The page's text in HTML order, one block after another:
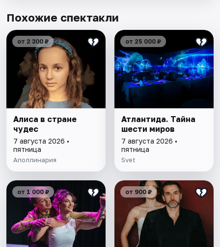
Похожие спектакли
от 2 300 ₽
Алиса в стране
чудес
7 августа 2026 •
пятница
Аполлинария
от 25 000 ₽
Атлантида. Тайна
шести миров
7 августа 2026 •
пятница
Svet
от 1 000 ₽ от 900 ₽